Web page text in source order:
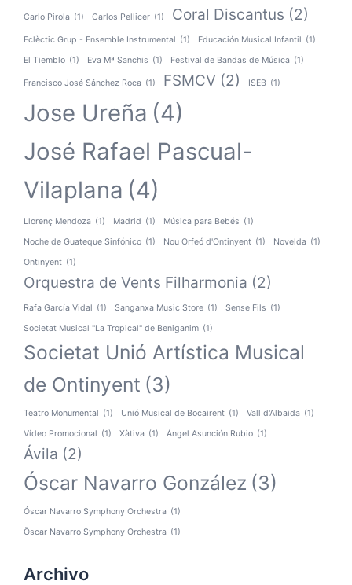
Carlo Pirola (1) Carlos Pellicer (1) Coral Discantus (2)
Eclèctic Grup - Ensemble Instrumental (1) Educación Musical Infantil (1)
El Tiemblo (1) Eva Mª Sanchis (1) Festival de Bandas de Música (1)
Francisco José Sánchez Roca (1) FSMCV (2) ISEB (1)
Jose Ureña (4)
José Rafael Pascual-
Vilaplana (4)
Llorenç Mendoza (1) Madrid (1) Música para Bebés (1)
Noche de Guateque Sinfónico (1) Nou Orfeó d'Ontinyent (1) Novelda (1)
Ontinyent (1)
Orquestra de Vents Filharmonia (2)
Rafa García Vidal (1) Sanganxa Music Store (1) Sense Fils (1)
Societat Musical "La Tropical" de Beniganim (1)
Societat Unió Artística Musical
de Ontinyent (3)
Teatro Monumental (1) Unió Musical de Bocairent (1) Vall d'Albaida (1)
Vídeo Promocional (1) Xàtiva (1) Ángel Asunción Rubio (1)
Ávila (2)
Óscar Navarro González (3)
Óscar Navarro Symphony Orchestra (1)
Öscar Navarro Symphony Orchestra (1)
Archivo